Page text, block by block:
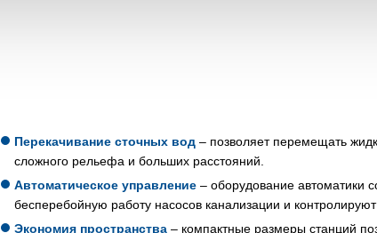
Перекачивание сточных вод– позволяет перемещать
сложного рельефа и больших расстояний.
Автоматическое управление– оборудование автоматики
бесперебойную работу насосов канализации и
Экономия пространства– компактные размеры станций